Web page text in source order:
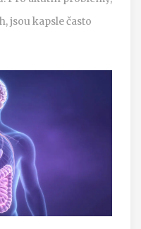
jsou kapsle často